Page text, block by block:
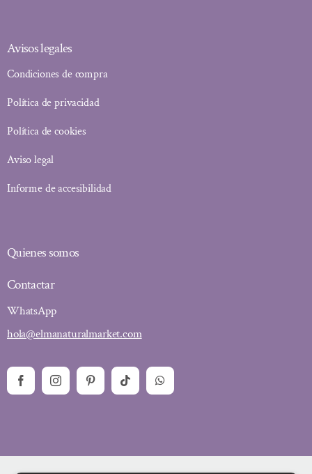
Avisos legales
Condiciones de compra
Política de privacidad
Política de cookies
Aviso legal
Informe de accesibilidad
Quienes somos
Contactar
WhatsApp
hola@elmanaturalmarket.com